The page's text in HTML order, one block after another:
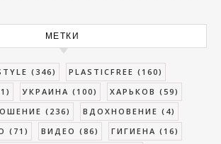
МЕТКИ
(346) PLASTICFREE (160)
УКРАИНА (100) ХАРЬКОВ (59)
(236) ВДОХНОВЕНИЕ (4)
(71) ВИДЕО (86) ГИГИЕНА (16)